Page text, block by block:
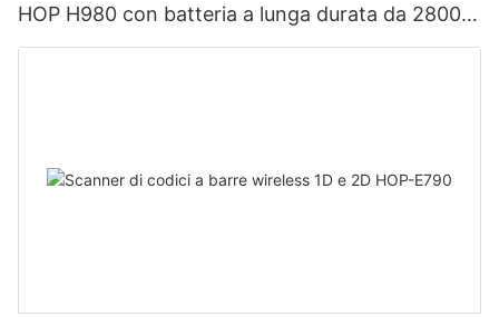
HOP H980 con batteria a lunga durata da 2800
mAh, ideale per magazzini e logistica.